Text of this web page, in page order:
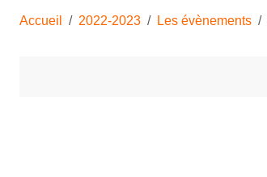
Accueil 2022-2023 Les évènements